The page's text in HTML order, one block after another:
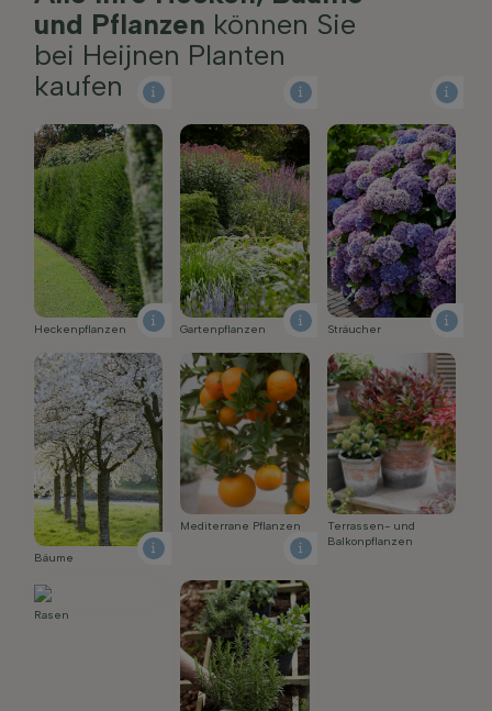
und Pflanzen können Sie
bei Heijnen Planten
kaufen
Heckenpflanzen Gartenpflanzen Sträucher
Bäume
Mediterrane Pflanzen
Terrassen- und
Balkonpflanzen
Rasen